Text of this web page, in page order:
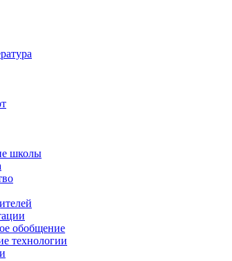
школы
обобщение
технологии